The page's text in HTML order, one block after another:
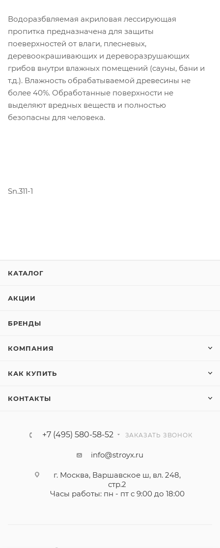
Водоразбвляемая акриловая лессирующая
пропитка предназначена для защиты
поеверхностей от влаги, плесневых,
деревоокрашивающих и дереворазрушающих
грибов внутри влажных помещений (сауны, бани и
т.д.). Влажность обрабатываемой древесины не
более 40%. Обработанные поверхности не
выделяют вредных веществ и полностью
безопасны для человека.
Sn.311-1
КАТАЛОГ
АКЦИИ
БРЕНДЫ
КОМПАНИЯ
КАК КУПИТЬ
КОНТАКТЫ
+7 (495) 580-58-52 ЗАКАЗАТЬ ЗВОНОК
info@stroyx.ru
г. Москва, Варшавское ш, вл. 248,
стр.2
Часы работы: пн - пт с 9:00 до 18:00